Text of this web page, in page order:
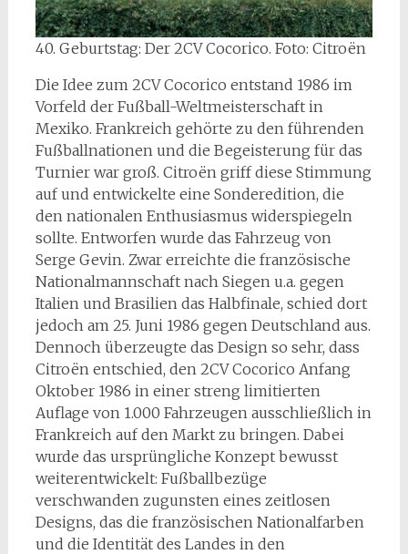
40. Geburtstag: Der 2CV Cocorico. Foto: Citroën
Die Idee zum 2CV Cocorico entstand 1986 im
Vorfeld der Fußball-Weltmeisterschaft in
Mexiko. Frankreich gehörte zu den führenden
Fußballnationen und die Begeisterung für das
Turnier war groß. Citroën griff diese Stimmung
auf und entwickelte eine Sonderedition, die
den nationalen Enthusiasmus widerspiegeln
sollte. Entworfen wurde das Fahrzeug von
Serge Gevin. Zwar erreichte die französische
Nationalmannschaft nach Siegen u.a. gegen
Italien und Brasilien das Halbfinale, schied dort
jedoch am 25. Juni 1986 gegen Deutschland aus.
Dennoch überzeugte das Design so sehr, dass
Citroën entschied, den 2CV Cocorico Anfang
Oktober 1986 in einer streng limitierten
Auflage von 1.000 Fahrzeugen ausschließlich in
Frankreich auf den Markt zu bringen. Dabei
wurde das ursprüngliche Konzept bewusst
weiterentwickelt: Fußballbezüge
verschwanden zugunsten eines zeitlosen
Designs, das die französischen Nationalfarben
und die Identität des Landes in den